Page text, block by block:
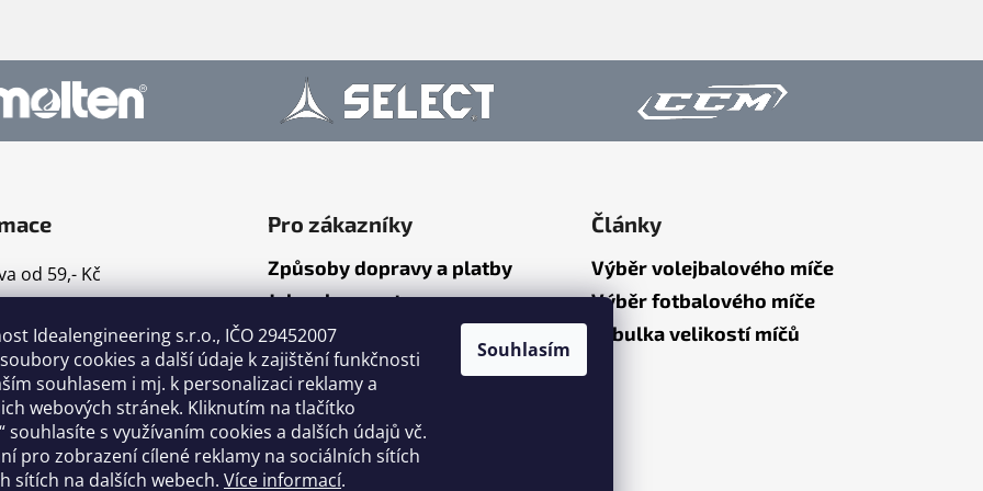
Idealengineering s.r.o., IČO 29452007
cookies a další údaje k zajištění funkčnosti
souhlasem i mj. k personalizaci reklamy a
webových stránek. Kliknutím na tlačítko
souhlasíte s využívaním cookies a dalších údajů vč.
pro zobrazení cílené reklamy na sociálních sítích
sítích na dalších webech. Více informací.
Souhlasím
od 59,- Kč
podmínky
řád
ochrany osobních
Pro zákazníky
Způsoby dopravy a platby
Jak nakupovat
Články
Výběr volejbalového míče
Výběr fotbalového míče
Tabulka velikostí míčů